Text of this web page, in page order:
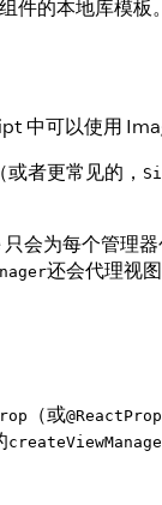
件的本地库模板
中可以使用
者更常见的，
为每个管理器
还会代理视
（或